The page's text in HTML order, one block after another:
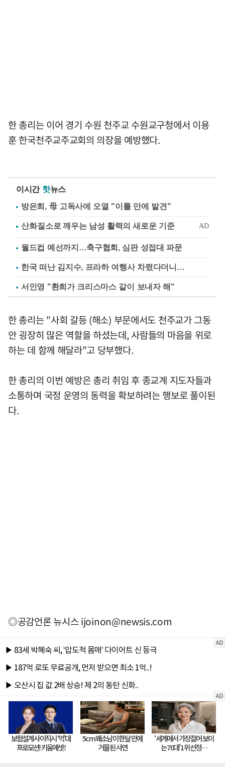
한 총리는 이어 경기 수원 천주교 수원교구청에서 이용
훈 한국천주교주교회의 의장을 예방했다.
이시간 핫뉴스
방은희, 母 고독사에 오열 "이틀 만에 발견"
월드컵 예선까지…축구협회, 심판 성접대 파문
한국 떠난 김지수, 프라하 여행사 차렸다더니…
서인영 "환희가 크리스마스 같이 보내자 해"
한 총리는 "사회 갈등 (해소) 부문에서도 천주교가 그동
안 굉장히 많은 역할을 하셨는데, 사람들의 마음을 위로
하는 데 함께 해달라"고 당부했다.
한 총리의 이번 예방은 총리 취임 후 종교계 지도자들과
소통하며 국정 운영의 동력을 확보하려는 행보로 풀이된
다.
◎공감언론 뉴시스ijoinon@newsis.com